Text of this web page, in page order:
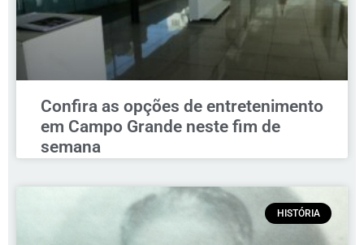
Confira as opções de entretenimento
em Campo Grande neste fim de
semana
HISTÓRIA